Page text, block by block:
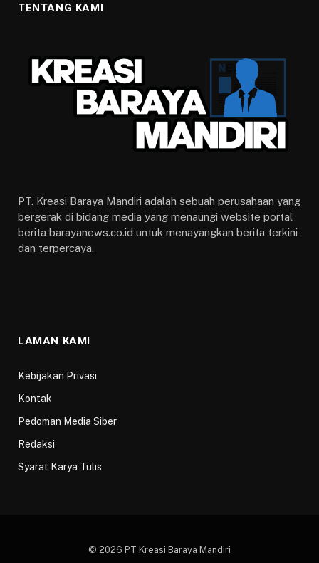
TENTANG KAMI
PT. Kreasi Baraya Mandiri adalah sebuah perusahaan yang
bergerak di bidang media yang menaungi website portal
berita barayanews.co.id untuk menayangkan berita terkini
dan terpercaya.
LAMAN KAMI
Kebijakan Privasi
Kontak
Pedoman Media Siber
Redaksi
Syarat Karya Tulis
© 2026 PT Kreasi Baraya Mandiri